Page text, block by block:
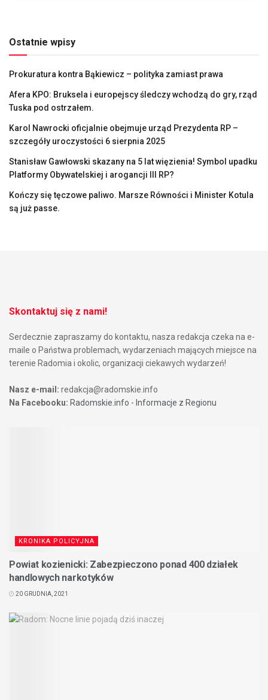
Ostatnie wpisy
Prokuratura kontra Bąkiewicz – polityka zamiast prawa
Afera KPO: Bruksela i europejscy śledczy wchodzą do gry, rząd
Tuska pod ostrzałem.
Karol Nawrocki oficjalnie obejmuje urząd Prezydenta RP –
szczegóły uroczystości 6 sierpnia 2025
Stanisław Gawłowski skazany na 5 lat więzienia! Symbol upadku
Platformy Obywatelskiej i arogancji III RP?
Kończy się tęczowe paliwo. Marsze Równości i Minister Kotula
są już passe.
Skontaktuj się z nami!
Serdecznie zapraszamy do kontaktu, nasza redakcja czeka na e-
maile o Państwa problemach, wydarzeniach mających miejsce na
terenie Radomia i okolic, organizacji ciekawych wydarzeń!
Nasz e-mail: redakcja@radomskie.info
Na Facebooku: Radomskie.info - Informacje z Regionu
KRONIKA POLICYJNA
Powiat kozienicki: Zabezpieczono ponad 400 działek
handlowych narkotyków
20 GRUDNIA, 2021